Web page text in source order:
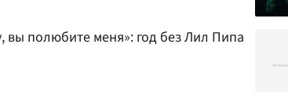
вы полюбите меня»: год без Лил Пипа